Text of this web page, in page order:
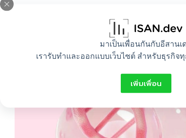
มาเป็นเพื่อนกันกับอีสานเ
เรารับทำและออกแบบเว็บไซต์ สำหรับธุรกิจ
เพิ่มเพื่อน
Mom and baby
การฉีดวัคซีนป้องกันมะเร็งปากมดลูก (วัคซีน
HPV) คืออะไร ใครบ้างควรฉีด ?